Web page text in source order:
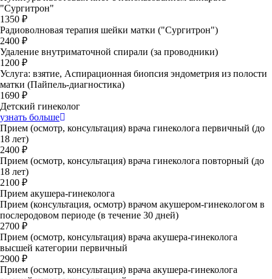
"Сургитрон"
1350 ₽
Радиоволновая терапия шейки матки ("Сургитрон")
2400 ₽
Удаление внутриматочной спирали (за проводники)
1200 ₽
Услуга: взятие, Аспирационная биопсия эндометрия из полости
матки (Пайпель-диагностика)
1690 ₽
Детский гинеколог
узнать больше
Прием (осмотр, консультация) врача гинеколога первичный (до
18 лет)
2400 ₽
Прием (осмотр, консультация) врача гинеколога повторный (до
18 лет)
2100 ₽
Прием акушера-гинеколога
Прием (консультация, осмотр) врачом акушером-гинекологом в
послеродовом периоде (в течение 30 дней)
2700 ₽
Прием (осмотр, консультация) врача акушера-гинеколога
высшей категории первичный
2900 ₽
Прием (осмотр, консультация) врача акушера-гинеколога